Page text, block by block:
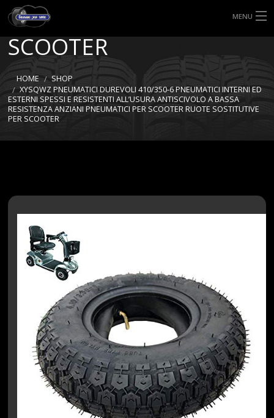
MENU
HOME
TIPI DI GOMME
MISURE GOMME
SOSTITUTIVE PER
SCOOTER
HOME
SHOP
XYSQWZ PNEUMATICI DUREVOLI 410/350-6 PNEUMATICI INTERNI ED
ESTERNI SPESSI E RESISTENTI ALL’USURA ANTISCIVOLO A BASSA
RESISTENZA ANZIANI PNEUMATICI PER SCOOTER RUOTE SOSTITUTIVE
PER SCOOTER